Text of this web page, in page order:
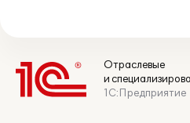
Отраслевые
и
1С:Предприятие